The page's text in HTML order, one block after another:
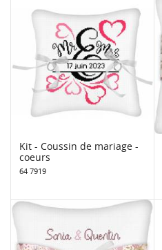
Kit - Coussin de mariage -
coeurs
64 7919